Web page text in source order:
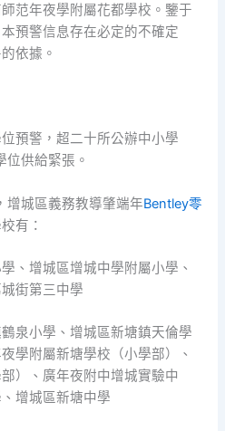
范年夜學附屬花都學校。鑒于
預警信息存在必定的不確定
依據。
預警，超二十所公辦中小學
供給緊張。
增城區義務教導肇端年Bentley零
有：
、增城區增城中學附屬小學、
街第三中學
泉小學、增城區新塘鎮天倫學
學附屬新塘學校（小學部）、
）、廣年夜附中增城實驗中
增城區新塘中學